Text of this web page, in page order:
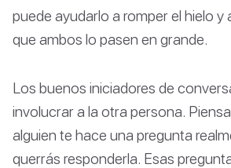
puede ayudarlo a romper el hielo y
que ambos lo pasen en grande.
Los buenos iniciadores de
involucrar a la otra persona.
alguien te hace una pregunta
querrás responderla. Esas